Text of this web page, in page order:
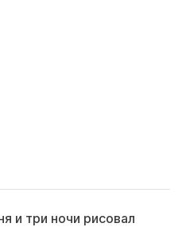
и три ночи рисовал